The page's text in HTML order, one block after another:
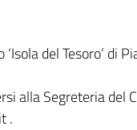
del Tesoro’
alla Segreteria
.